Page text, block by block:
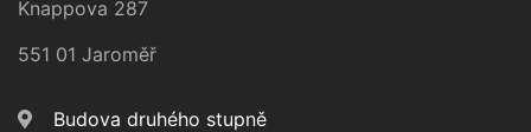
Knappova 287
551 01 Jaroměř
Budova druhého stupně